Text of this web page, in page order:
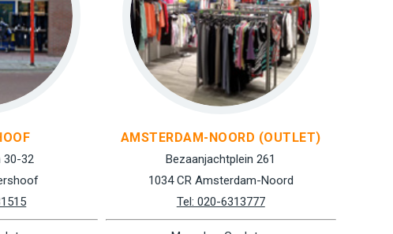
30-32
AMSTERDAM-NOORD (OUTLET)
Bezaanjachtplein 261
1034 CR Amsterdam-Noord
Tel: 020-6313777